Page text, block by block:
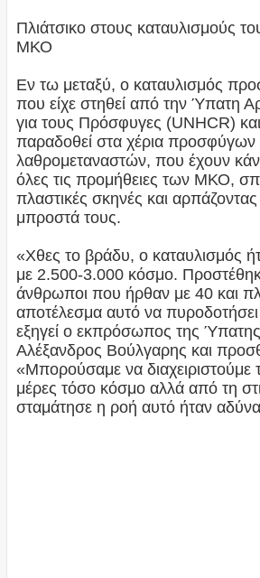
Πλιάτσικο στους καταυλισμούς
ΜΚΟ
Εν τω μεταξύ, ο καταυλισμός
που είχε στηθεί από την Ύπατη
για τους Πρόσφυγες (UNHCR)
παραδοθεί στα χέρια προσφύγων
λαθρομεταναστών, που έχουν
όλες τις προμήθειες των ΜΚΟ,
πλαστικές σκηνές και αρπάζοντας
μπροστά τους.
«Χθες το βράδυ, ο καταυλισμός
με 2.500-3.000 κόσμο.
άνθρωποι που ήρθαν με 40 και
αποτέλεσμα αυτό να
εξηγεί ο εκπρόσωπος της
Αλέξανδρος Βούλγαρης και
«Μπορούσαμε να διαχειριστούμε
μέρες τόσο κόσμο αλλά από τη
σταμάτησε η ροή αυτό ήταν